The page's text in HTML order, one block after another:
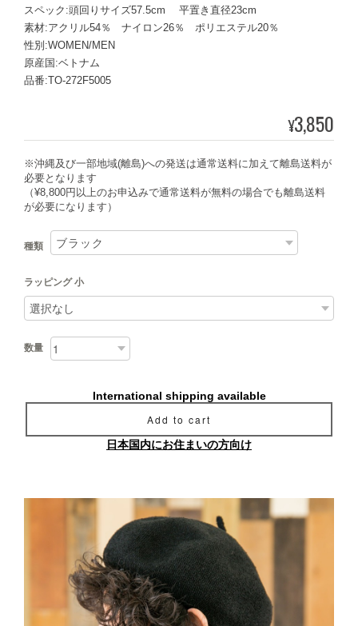
スペック:頭回りサイズ57.5cm 平置き直径23cm
素材:アクリル54％ ナイロン26％ ポリエステル20％
性別:WOMEN/MEN
原産国:ベトナム
品番:TO-272F5005
¥3,850
※沖縄及び一部地域(離島)への発送は通常送料に加えて離島送料が
必要となります
（¥8,800円以上のお申込みで通常送料が無料の場合でも離島送料
が必要になります）
種類
ラッピング 小
数量
International shipping available
Add to cart
日本国内にお住まいの方向け